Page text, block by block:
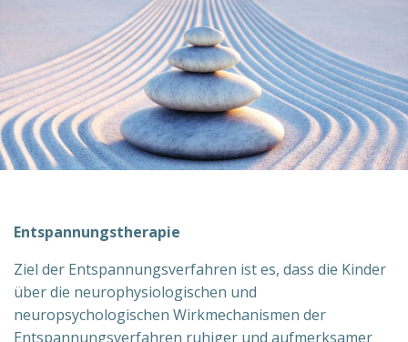
Entspannungstherapie
Ziel der Entspannungsverfahren ist es, dass die Kinder
über die neurophysiologischen und
neuropsychologischen Wirkmechanismen der
Entspannungsverfahren ruhiger und aufmerksamer